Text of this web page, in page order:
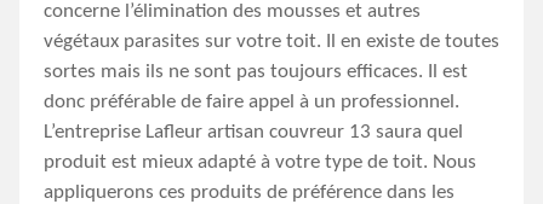
concerne l’élimination des mousses et autres
végétaux parasites sur votre toit. Il en existe de toutes
sortes mais ils ne sont pas toujours efficaces. Il est
donc préférable de faire appel à un professionnel.
L’entreprise Lafleur artisan couvreur 13 saura quel
produit est mieux adapté à votre type de toit. Nous
appliquerons ces produits de préférence dans les